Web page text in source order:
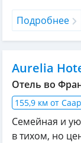
Подробнее
Aurelia
Отель во
155,9 км от
Семейная и
в тихом, но